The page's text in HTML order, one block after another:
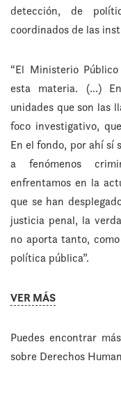
detección, de
coordinados de las
“El Ministerio
esta materia. (…)
unidades que son las
foco investigativo,
En el fondo, por ahí sí
a fenómenos
enfrentamos en la
que se han
justicia penal, la
no aporta tanto,
política pública”.
VER MÁS
Puedes encontrar
sobre Derechos